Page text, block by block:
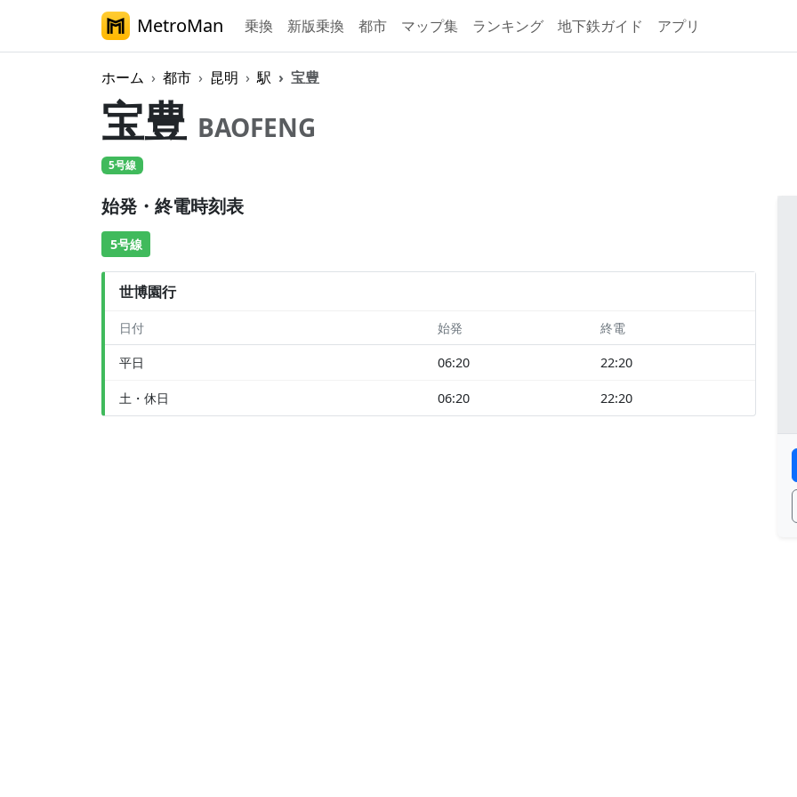
MetroMan 乗換 新版乗換 都市 マップ集 ランキング 地下鉄ガイド アプリ
ホーム 都市 昆明 駅 宝豊
宝豊 BAOFENG
5号線
始発・終電時刻表
5号線
世博園行
日付 始発 終電
平日 06:20 22:20
土・休日 06:20 22:20